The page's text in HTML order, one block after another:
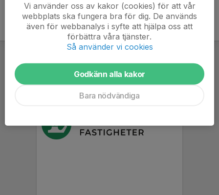
Vi använder oss av kakor (cookies) för att vår
webbplats ska fungera bra för dig. De används
även för webbanalys i syfte att hjälpa oss att
förbättra våra tjänster.
Så använder vi cookies
Godkänn alla kakor
Bara nödvändiga